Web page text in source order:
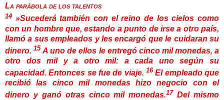
La parábola de los talentos
14 »Sucederá también con el reino de los cielos como
con un hombre que, estando a punto de irse a otro país,
llamó a sus empleados y les encargó que le cuidaran su
dinero. 15 A uno de ellos le entregó cinco mil monedas, a
otro dos mil y a otro mil: a cada uno según su
capacidad. Entonces se fue de viaje. 16 El empleado que
recibió las cinco mil monedas hizo negocio con el
dinero y ganó otras cinco mil monedas.17 Del mismo